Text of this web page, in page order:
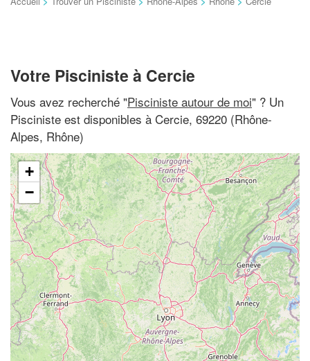
Votre Pisciniste à Cercie
Vous avez recherché "Pisciniste autour de moi" ? Un
Pisciniste est disponibles à Cercie, 69220 (Rhône-
Alpes, Rhône)
+
−